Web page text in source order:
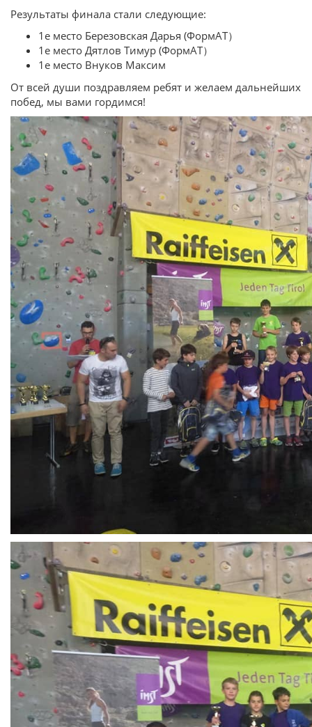
Результаты финала стали следующие:
1е место Березовская Дарья (ФормАТ）
1е место Дятлов Тимур (ФормАТ）
1е место Внуков Максим
От всей души поздравляем ребят и желаем дальнейших
побед, мы вами гордимся!